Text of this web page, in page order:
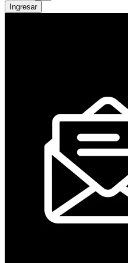
Ingresar